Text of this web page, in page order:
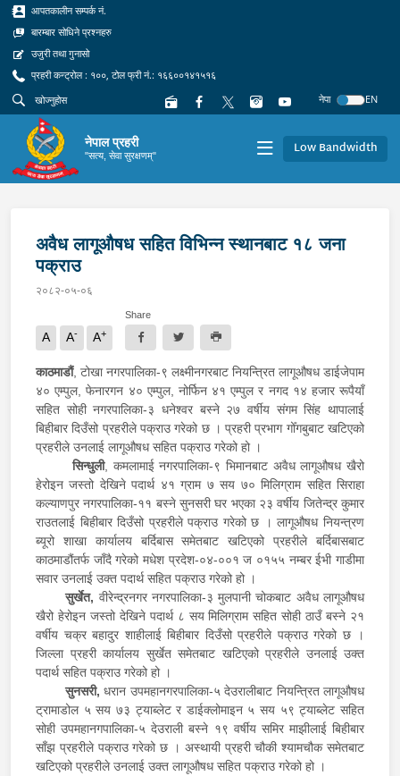
आपतकालीन सम्पर्क नं.
बारम्बार सोधिने प्रश्नहरु
उजुरी तथा गुनासो
प्रहरी कन्ट्रोल : १००, टोल फ्री नं.: १६६००१४१५१६
नेपा
EN
नेपाल प्रहरी
"सत्य, सेवा सुरक्षणम्" Low Bandwidth
अवैध लागूऔषध सहित विभिन्न स्थानबाट १८ जना
पक्राउ
२०८२-०५-०६
A A- A+
Share
काठमाडौं, टोखा नगरपालिका-९ लक्ष्मीनगरबाट नियन्त्रित लागूऔषध डाईजेपाम
४० एम्पुल, फेनारगन ४० एम्पुल, नोर्फिन ४१ एम्पुल र नगद १४ हजार रूपैयाँ
सहित सोही नगरपालिका-३ धनेश्वर बस्ने २७ वर्षीय संगम सिंह थापालाई
बिहीबार दिउँसो प्रहरीले पक्राउ गरेको छ । प्रहरी प्रभाग गोँगबुबाट खटिएको
प्रहरीले उनलाई लागूऔषध सहित पक्राउ गरेको हो ।
सिन्धुली, कमलामाई नगरपालिका-९ भिमानबाट अवैध लागूऔषध खैरो
हेरोइन जस्तो देखिने पदार्थ ४१ ग्राम ७ सय ७० मिलिग्राम सहित सिराहा
कल्याणपुर नगरपालिका-११ बस्ने सुनसरी घर भएका २३ वर्षीय जितेन्द्र कुमार
राउतलाई बिहीबार दिउँसो प्रहरीले पक्राउ गरेको छ । लागूऔषध नियन्त्रण
ब्यूरो शाखा कार्यालय बर्दिबास समेतबाट खटिएको प्रहरीले बर्दिबासबाट
काठमाडौंतर्फ जाँदै गरेको मधेश प्रदेश-०४-००१ ज ०१५५ नम्बर ईभी गाडीमा
सवार उनलाई उक्त पदार्थ सहित पक्राउ गरेको हो ।
सुर्खेत, वीरेन्द्रनगर नगरपालिका-३ मुलपानी चोकबाट अवैध लागूऔषध
खैरो हेरोइन जस्तो देखिने पदार्थ ८ सय मिलिग्राम सहित सोही ठाउँ बस्ने २१
वर्षीय चक्र बहादुर शाहीलाई बिहीबार दिउँसो प्रहरीले पक्राउ गरेको छ ।
जिल्ला प्रहरी कार्यालय सुर्खेत समेतबाट खटिएको प्रहरीले उनलाई उक्त
पदार्थ सहित पक्राउ गरेको हो ।
सुनसरी, धरान उपमहानगरपालिका-५ देउरालीबाट नियन्त्रित लागूऔषध
ट्रामाडोल ५ सय ७३ ट्याब्लेट र डाईक्लोमाइन ५ सय ५९ ट्याब्लेट सहित
सोही उपमहानगपालिका-५ देउराली बस्ने १९ वर्षीय समिर माझीलाई बिहीबार
साँझ प्रहरीले पक्राउ गरेको छ । अस्थायी प्रहरी चौकी श्यामचौक समेतबाट
खटिएको प्रहरीले उनलाई उक्त लागूऔषध सहित पक्राउ गरेको हो ।